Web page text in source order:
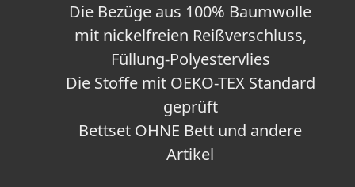
Die Bezüge aus 100% Baumwolle
mit nickelfreien Reißverschluss,
Füllung-Polyestervlies
Die Stoffe mit OEKO-TEX Standard
geprüft
Bettset OHNE Bett und andere
Artikel